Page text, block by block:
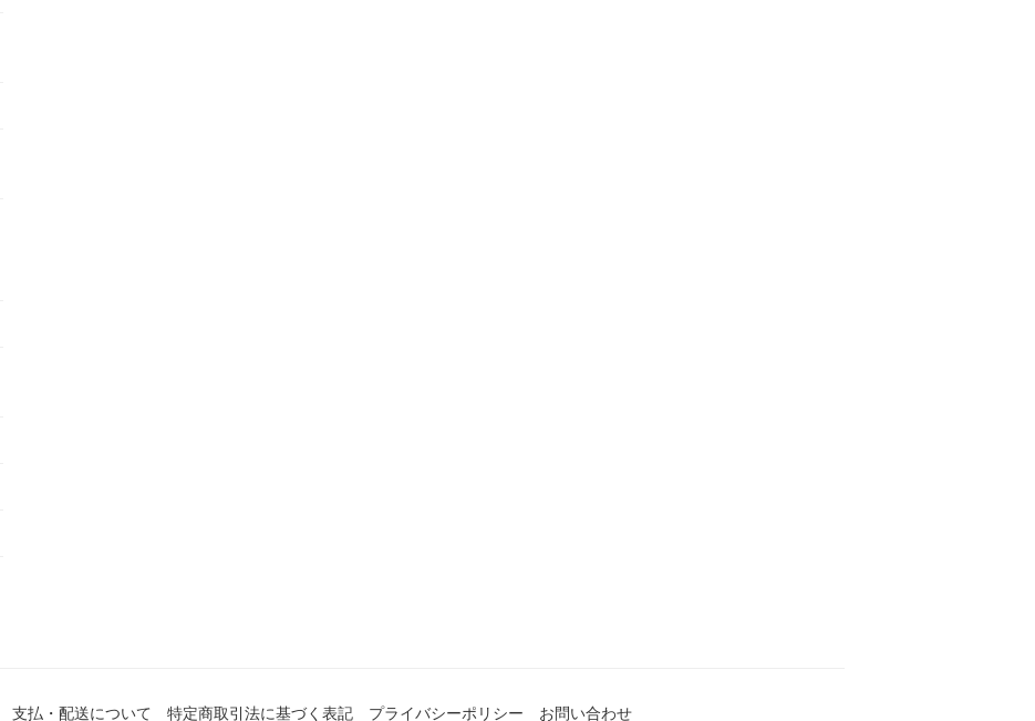
支払・配送について 特定商取引法に基づく表記 プライバシーポリシー お問い合わせ